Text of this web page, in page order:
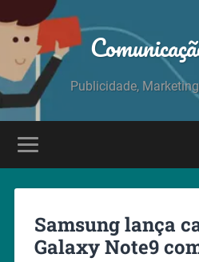
Publicidade,
Samsung lança
Galaxy Note9